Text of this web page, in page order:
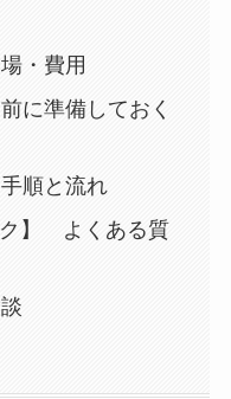
・費用
に準備しておく
順と流れ
ク】 よくある質